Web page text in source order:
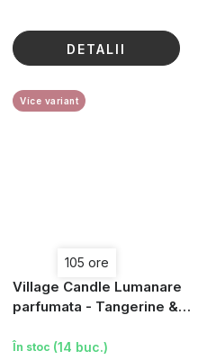
DETALII
Village Candle Lumanare
parfumata - Tangerine &
Více variant
105 ore
În stoc (14 buc.)